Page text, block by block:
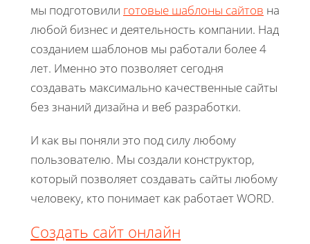
мы подготовили готовые шаблоны сайтов на
любой бизнес и деятельность компании. Над
созданием шаблонов мы работали более 4
лет. Именно это позволяет сегодня
создавать максимально качественные сайты
без знаний дизайна и веб разработки.
И как вы поняли это под силу любому
пользователю. Мы создали конструктор,
который позволяет создавать сайты любому
человеку, кто понимает как работает WORD.
Создать сайт онлайн